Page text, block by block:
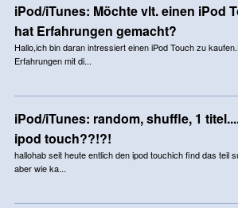
iPod/iTunes: Möchte vlt. einen iPod
hat Erfahrungen gemacht?
Hallo,ich bin daran intressiert einen iPod Touch zu
Erfahrungen mit di...
iPod/iTunes: random, shuffle, 1
ipod touch??!?!
hallohab seit heute entlich den ipod touchich find das teil
aber wie ka...